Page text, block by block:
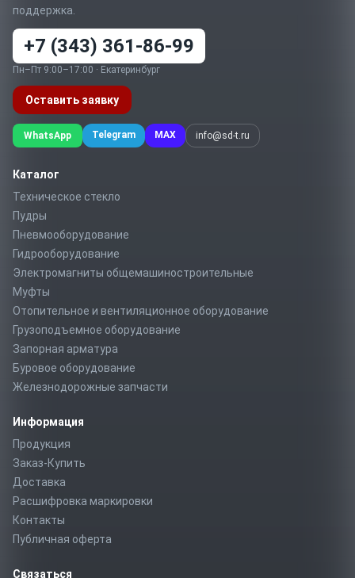
поддержка.
+7 (343) 361-86-99
Пн–Пт 9:00–17:00 · Екатеринбург
Оставить заявку
WhatsApp Telegram MAX info@sd-t.ru
Каталог
Техническое стекло
Пудры
Пневмооборудование
Гидрооборудование
Электромагниты общемашиностроительные
Муфты
Отопительное и вентиляционное оборудование
Грузоподъемное оборудование
Запорная арматура
Буровое оборудование
Железнодорожные запчасти
Информация
Продукция
Заказ-Купить
Доставка
Расшифровка маркировки
Контакты
Публичная оферта
Связаться